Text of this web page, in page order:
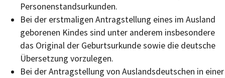
Personenstandsurkunden.
Bei der erstmaligen Antragstellung eines im Ausland
geborenen Kindes sind unter anderem insbesondere
das Original der Geburtsurkunde sowie die deutsche
Übersetzung vorzulegen.
Bei der Antragstellung von Auslandsdeutschen in einer